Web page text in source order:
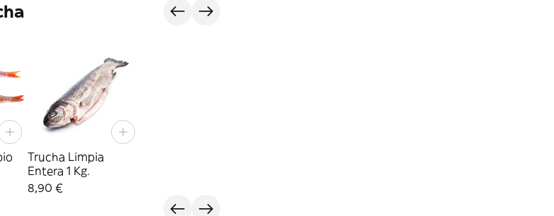
Trucha Limpia
Entera 1 Kg.
8,90 €